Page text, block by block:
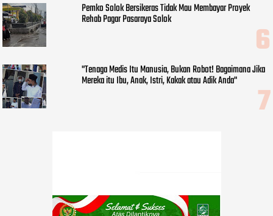
Pemko Solok Bersikeras Tidak Mau Membayar Proyek
Rehab Pagar Pasaraya Solok
"Tenaga Medis Itu Manusia, Bukan Robot! Bagaimana Jika
Mereka itu Ibu, Anak, Istri, Kakak atau Adik Anda"